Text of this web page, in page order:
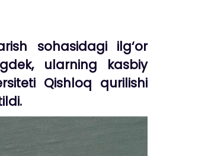
sohasidagi ilg‘or
ularning kasbiy
Qishloq qurilishi